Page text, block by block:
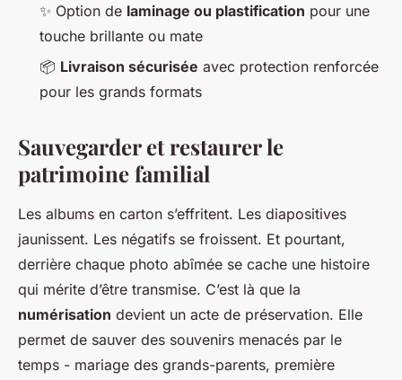
✨ Option de laminage ou plastification pour une
touche brillante ou mate
📦 Livraison sécurisée avec protection renforcée
pour les grands formats
Sauvegarder et restaurer le
patrimoine familial
Les albums en carton s’effritent. Les diapositives
jaunissent. Les négatifs se froissent. Et pourtant,
derrière chaque photo abîmée se cache une histoire
qui mérite d’être transmise. C’est là que la
numérisation devient un acte de préservation. Elle
permet de sauver des souvenirs menacés par le
temps - mariage des grands-parents, première